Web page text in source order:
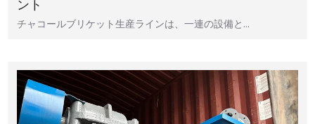
ント
チャコールブリケット生産ラインは、一連の設備と…